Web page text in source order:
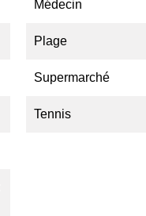
Médecin
Plage
Supermarché
Tennis